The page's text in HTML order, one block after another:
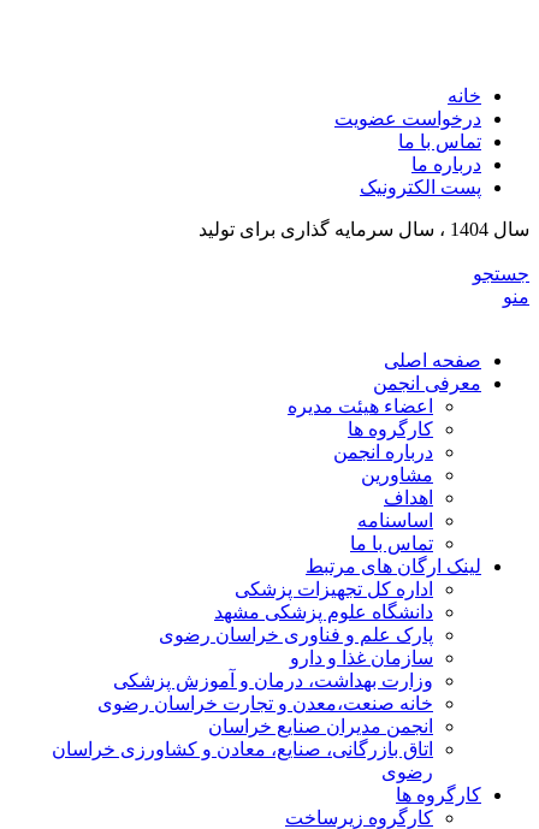
خانه
درخواست عضویت
تماس با ما
درباره ما
پست الکترونیک
سال 1404 ، سال سرمایه گذاری برای تولید
جستجو
منو
صفحه اصلی
معرفی انجمن
اعضاء هیئت مدیره
کارگروه ها
درباره انجمن
مشاورین
اهداف
اساسنامه
تماس با ما
لینک ارگان های مرتبط
اداره کل تجهیزات پزشکی
دانشگاه علوم پزشکی مشهد
پارک علم و فناوری خراسان رضوی
سازمان غذا و دارو
وزارت بهداشت، درمان و آموزش پزشکی
خانه صنعت،معدن و تجارت خراسان رضوی
انجمن مدیران صنایع خراسان
اتاق بازرگانی، صنایع، معادن و کشاورزی خراسان
رضوی
کارگروه ها
کارگروه زیرساخت